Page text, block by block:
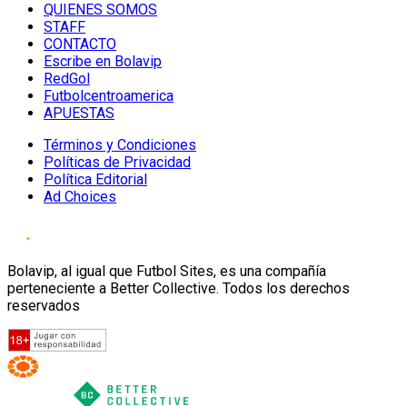
QUIENES SOMOS
STAFF
CONTACTO
Escribe en Bolavip
RedGol
Futbolcentroamerica
APUESTAS
Términos y Condiciones
Políticas de Privacidad
Política Editorial
Ad Choices
Bolavip, al igual que Futbol Sites, es una compañía
perteneciente a Better Collective. Todos los derechos
reservados